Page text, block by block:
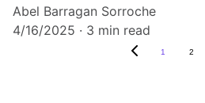
Abel Barragan Sorroche
4/16/2025
3 min read
1 2